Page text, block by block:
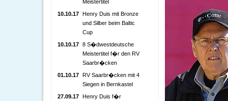
Meistertitel
10.10.17 Henry Duis mit Bronze
und Silber beim Baltic
Cup
10.10.17 8 S�dwestdeutsche
Meistertitel f�r den RV
Saarbr�cken
01.10.17 RV Saarbr�cken mit 4
Siegen in Bernkastel
27.09.17 Henry Duis f�r